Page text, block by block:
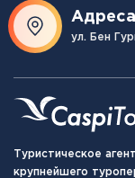
Адреса
ул. Бен
Туристическое
крупнейшего